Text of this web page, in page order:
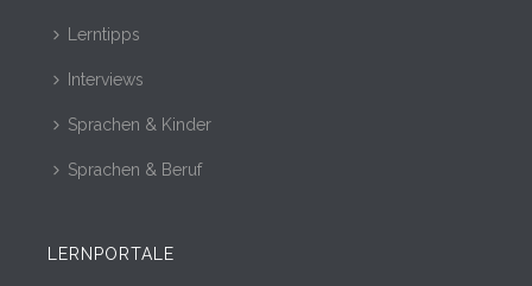
Lerntipps
Interviews
Sprachen & Kinder
Sprachen & Beruf
LERNPORTALE